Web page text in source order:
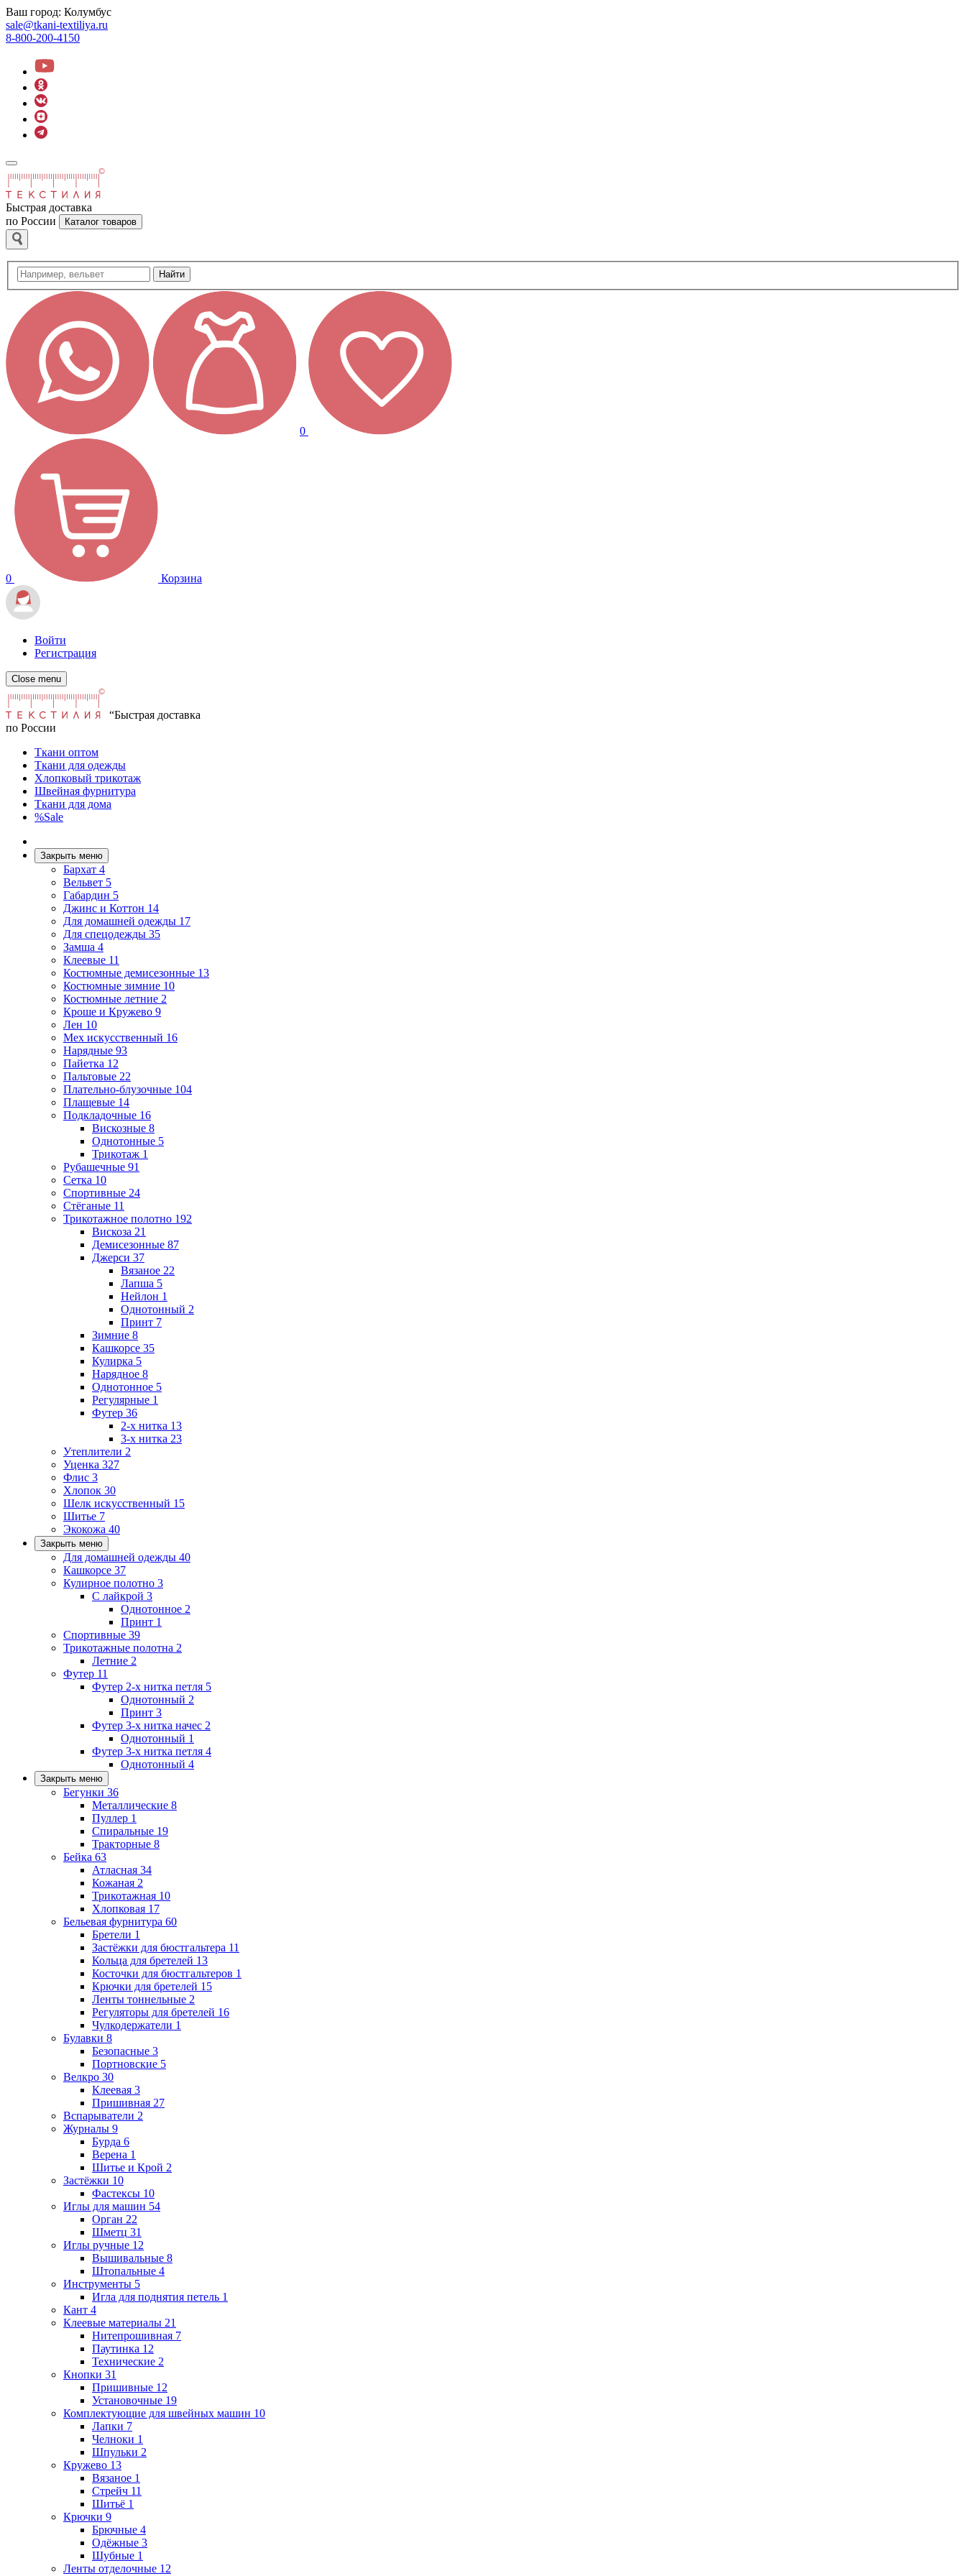
Ваш город: Колумбус
sale@tkani-textiliya.ru
8-800-200-4150
Быстрая доставка
по России
Каталог товаров
Найти
0
0 Корзина
Войти
Регистрация
Close menu
“Быстрая доставка
по России
Ткани оптом
Ткани для одежды
Хлопковый трикотаж
Швейная фурнитура
Ткани для дома
%Sale
Закрыть меню
Бархат 4
Вельвет 5
Габардин 5
Джинс и Коттон 14
Для домашней одежды 17
Для спецодежды 35
Замша 4
Клеевые 11
Костюмные демисезонные 13
Костюмные зимние 10
Костюмные летние 2
Кроше и Кружево 9
Лен 10
Мех искусственный 16
Нарядные 93
Пайетка 12
Пальтовые 22
Плательно-блузочные 104
Плащевые 14
Подкладочные 16
Вискозные 8
Однотонные 5
Трикотаж 1
Рубашечные 91
Сетка 10
Спортивные 24
Стёганые 11
Трикотажное полотно 192
Вискоза 21
Демисезонные 87
Джерси 37
Вязаное 22
Лапша 5
Нейлон 1
Однотонный 2
Принт 7
Зимние 8
Кашкорсе 35
Кулирка 5
Нарядное 8
Однотонное 5
Регулярные 1
Футер 36
2-х нитка 13
3-х нитка 23
Утеплители 2
Уценка 327
Флис 3
Хлопок 30
Шелк искусственный 15
Шитье 7
Экокожа 40
Закрыть меню
Для домашней одежды 40
Кашкорсе 37
Кулирное полотно 3
С лайкрой 3
Однотонное 2
Принт 1
Спортивные 39
Трикотажные полотна 2
Летние 2
Футер 11
Футер 2-х нитка петля 5
Однотонный 2
Принт 3
Футер 3-х нитка начес 2
Однотонный 1
Футер 3-х нитка петля 4
Однотонный 4
Закрыть меню
Бегунки 36
Металлические 8
Пуллер 1
Спиральные 19
Тракторные 8
Бейка 63
Атласная 34
Кожаная 2
Трикотажная 10
Хлопковая 17
Бельевая фурнитура 60
Бретели 1
Застёжки для бюстгальтера 11
Кольца для бретелей 13
Косточки для бюстгальтеров 1
Крючки для бретелей 15
Ленты тоннельные 2
Регуляторы для бретелей 16
Чулкодержатели 1
Булавки 8
Безопасные 3
Портновские 5
Велкро 30
Клеевая 3
Пришивная 27
Вспарыватели 2
Журналы 9
Бурда 6
Верена 1
Шитье и Крой 2
Застёжки 10
Фастексы 10
Иглы для машин 54
Орган 22
Шметц 31
Иглы ручные 12
Вышивальные 8
Штопальные 4
Инструменты 5
Игла для поднятия петель 1
Кант 4
Клеевые материалы 21
Нитепрошивная 7
Паутинка 12
Технические 2
Кнопки 31
Пришивные 12
Установочные 19
Комплектующие для швейных машин 10
Лапки 7
Челноки 1
Шпульки 2
Кружево 13
Вязаное 1
Стрейч 11
Шитьё 1
Крючки 9
Брючные 4
Одёжные 3
Шубные 1
Ленты отделочные 12